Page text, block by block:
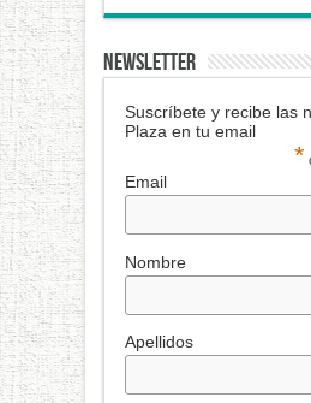
NEWSLETTER
Suscríbete y recibe las
Plaza en tu email
*
Email
Nombre
Apellidos